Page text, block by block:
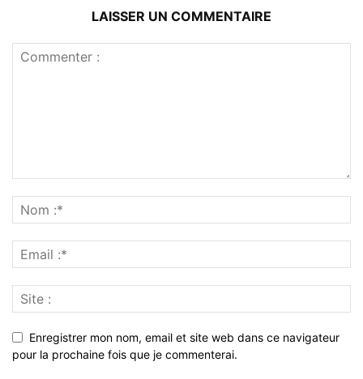
LAISSER UN COMMENTAIRE
Enregistrer mon nom, email et site web dans ce navigateur
pour la prochaine fois que je commenterai.